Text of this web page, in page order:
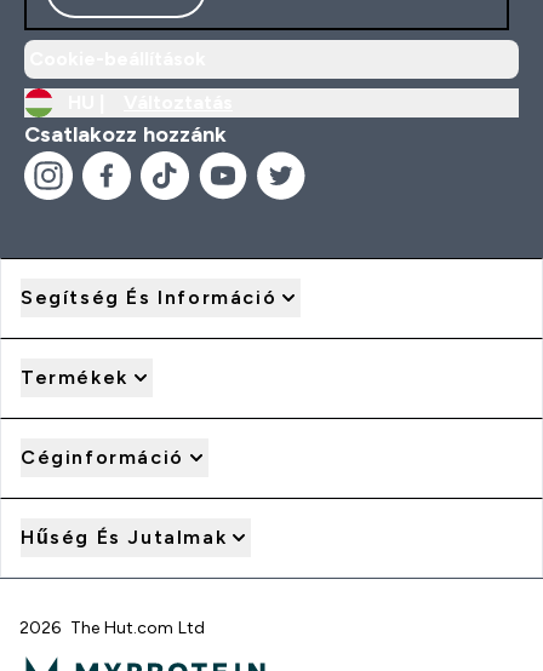
Csatlakozz hozzánk
Segítség És Információ
Termékek
Céginformáció
Hűség És Jutalmak
2026 The Hut.com Ltd